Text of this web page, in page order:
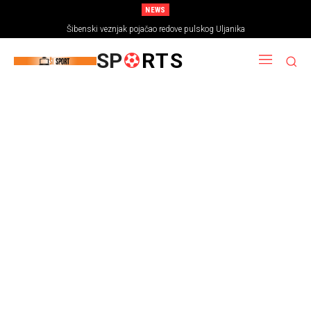
NEWS
Šibenski veznjak pojačao redove pulskog Uljanika
SP RTS